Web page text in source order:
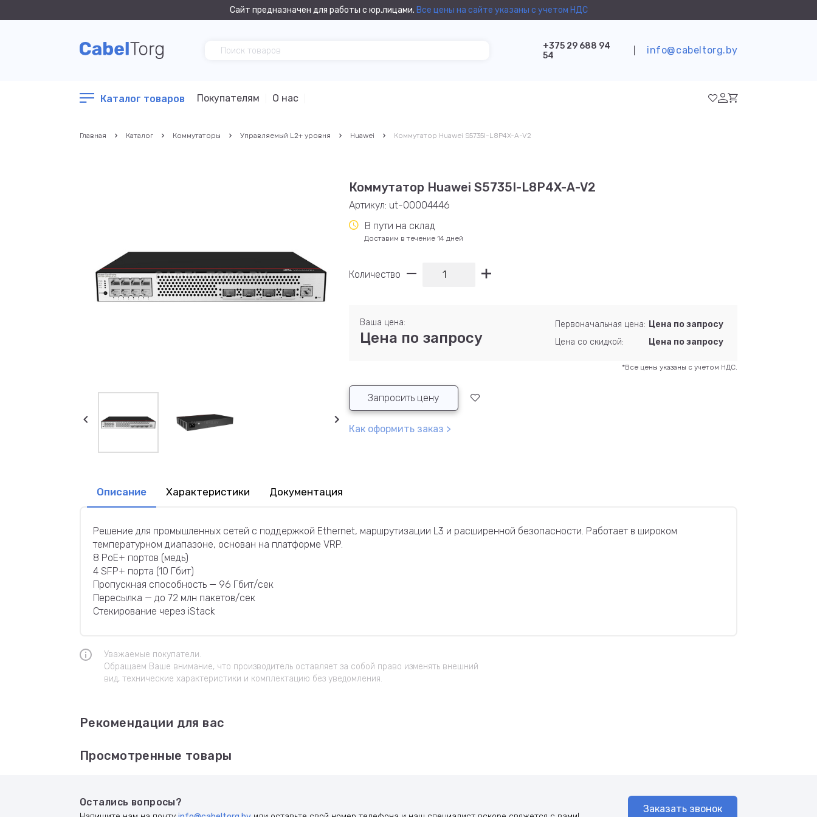
Сайт предназначен для работы с юр.лицами. Все цены на сайте указаны с учетом НДС
+375 29 688 94
54
info@cabeltorg.by
Каталог товаров Покупателям О нас
Главная Каталог Коммутаторы Управляемый L2+ уровня Huawei Коммутатор Huawei S5735I-L8P4X-A-V2
Коммутатор Huawei S5735I-L8P4X-A-V2
Артикул: ut-00004446
В пути на склад
Доставим в течение 14 дней
Количество
Ваша цена:
Цена по запросу
Первоначальная цена: Цена по запросу
Цена со скидкой:
Цена по запросу
*Все цены указаны с учетом НДС.
Запросить цену
Как оформить заказ >
Описание Характеристики Документация
Решение для промышленных сетей с поддержкой Ethernet, маршрутизации L3 и расширенной безопасности. Работает в широком
температурном диапазоне, основан на платформе VRP.
8 PoE+ портов (медь)
4 SFP+ порта (10 Гбит)
Пропускная способность — 96 Гбит/сек
Пересылка — до 72 млн пакетов/сек
Стекирование через iStack
Уважаемые покупатели.
Обращаем Ваше внимание, что производитель оставляет за собой право изменять внешний
вид, технические характеристики и комплектацию без уведомления.
Рекомендации для вас
Просмотренные товары
Остались вопросы?
Заказать звонок